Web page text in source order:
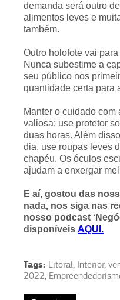
demanda será outro
alimentos leves e
também.
Outro holofote vai
Nunca subestime a
seu público nos
quantidade certa para
Manter o cuidado com
valiosa: use protetor
duas horas. Além
dia, use roupas leves
chapéu. Os óculos
ajudam a enxergar
E aí, gostou das
nada, nos siga nas
nosso podcast
disponíveis AQUI.
Tags: Litoral, Interior,
2022,